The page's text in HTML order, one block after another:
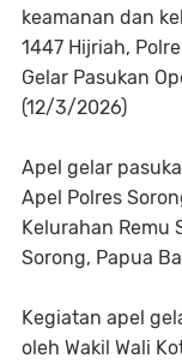
keamanan dan
1447 Hijriah,
Gelar Pasukan
(12/3/2026)
Apel gelar
Apel Polres
Kelurahan Remu
Sorong, Papua
Kegiatan apel
oleh Wakil Wali